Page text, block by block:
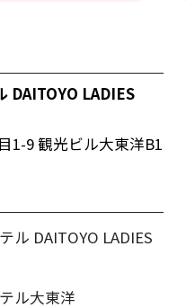
DAITOYO LADIES
1-9 観光ビル大東洋B1
ル DAITOYO LADIES
ル大東洋